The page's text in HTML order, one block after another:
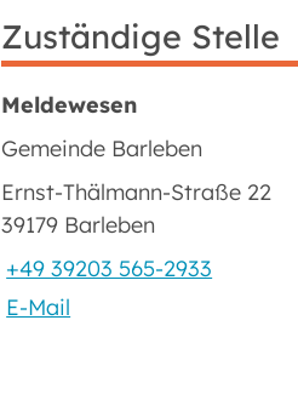
Zuständige Stelle
Meldewesen
Gemeinde Barleben
Ernst-Thälmann-Straße 22
39179 Barleben
+49 39203 565-2933
E-Mail